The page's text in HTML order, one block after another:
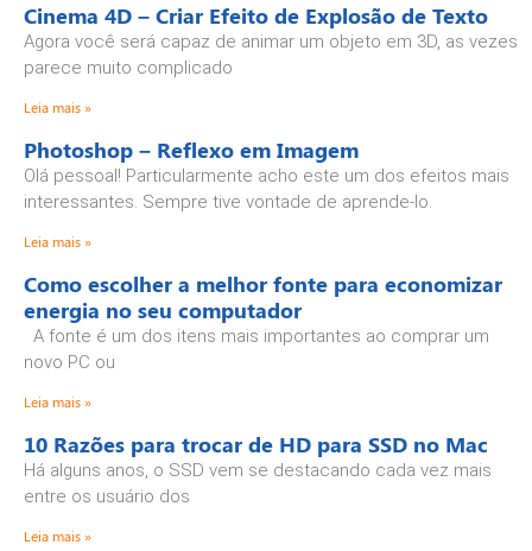
Cinema 4D – Criar Efeito de Explosão de Texto
Agora você será capaz de animar um objeto em 3D, as vezes
parece muito complicado
Leia mais »
Photoshop – Reflexo em Imagem
Olá pessoal! Particularmente acho este um dos efeitos mais
interessantes. Sempre tive vontade de aprende-lo.
Leia mais »
Como escolher a melhor fonte para economizar
energia no seu computador
A fonte é um dos itens mais importantes ao comprar um
novo PC ou
Leia mais »
10 Razões para trocar de HD para SSD no Mac
Há alguns anos, o SSD vem se destacando cada vez mais
entre os usuário dos
Leia mais »